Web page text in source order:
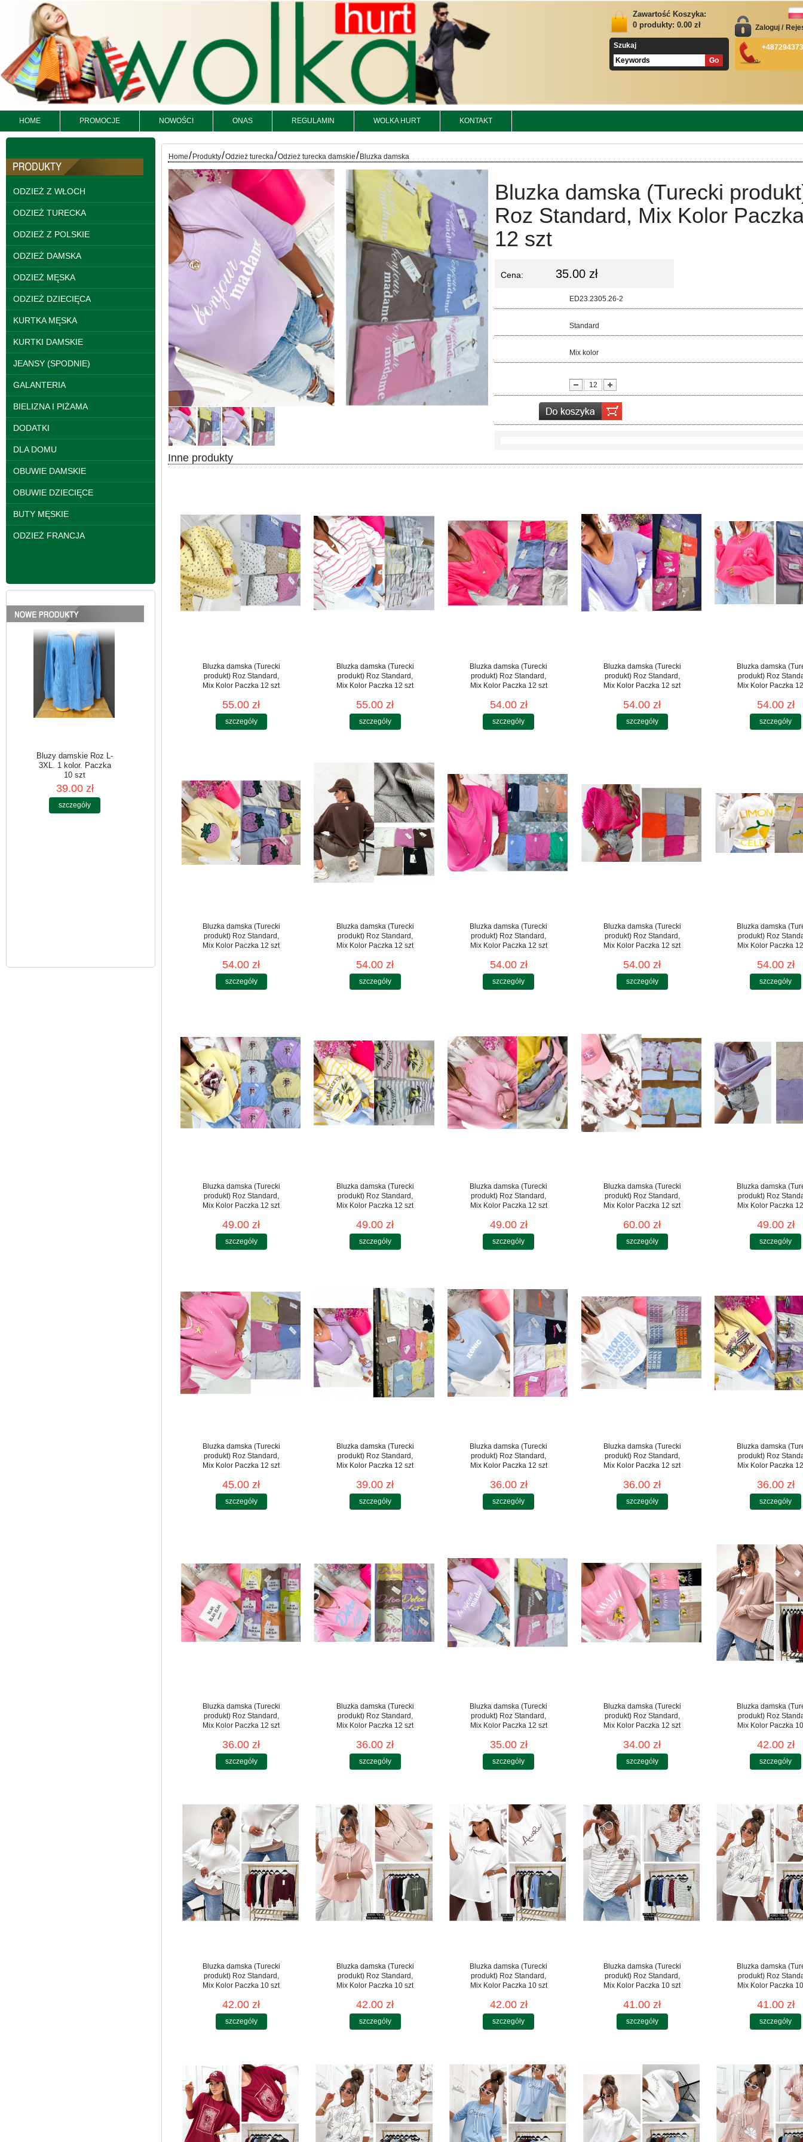
Zawartość Koszyka:
0 produkty: 0.00 zł
Szukaj
Zaloguj /
HOME PROMOCJE NOWOŚCI ONAS REGULAMIN WOLKA HURT KONTAKT
ODZIEŻ Z WŁOCH
ODZIEŻ TURECKA
ODZIEŻ Z POLSKIE
ODZIEŻ DAMSKA
ODZIEŻ MĘSKA
ODZIEŻ DZIECIĘCA
KURTKA MĘSKA
KURTKI DAMSKIE
JEANSY (SPODNIE)
GALANTERIA
BIELIZNA I PIŻAMA
DODATKI
DLA DOMU
OBUWIE DAMSKIE
OBUWIE DZIECIĘCE
BUTY MĘSKIE
ODZIEŻ FRANCJA
Bluzy damskie Roz L-
3XL. 1 kolor. Paczka
10 szt
54.00 zł
szczegóły
Bluzy damskie Roz L-
3XL. 1 kolor. Paczka
10 szt
39.00 zł
szczegóły
39.00 zł
Bluzy damskie Roz L-
3XL. 1 kolor. Paczka
10 szt
Home/ Produkty/Odzież turecka/Odzież turecka damskie/ Bluzka damska
Bluzka damska (Turecki
Roz Standard, Mix Kolor
12 szt
Cena: 35.00 zł
ED23.2305.26-2
Standard
Mix kolor
Inne produkty
Bluzka damska (Turecki
produkt) Roz Standard,
Mix Kolor Paczka 12 szt
55.00 zł
szczegóły
Bluzka damska (Turecki
produkt) Roz Standard,
Mix Kolor Paczka 12 szt
55.00 zł
szczegóły
Bluzka damska (Turecki
produkt) Roz Standard,
Mix Kolor Paczka 12 szt
54.00 zł
szczegóły
Bluzka damska (Turecki
produkt) Roz Standard,
Mix Kolor Paczka 12 szt
54.00 zł
szczegóły
Bluzka damska
produkt) Roz
Mix Kolor Paczka
54.00 zł
szczegóły
Bluzka damska (Turecki
produkt) Roz Standard,
Mix Kolor Paczka 12 szt
54.00 zł
szczegóły
Bluzka damska (Turecki
produkt) Roz Standard,
Mix Kolor Paczka 12 szt
54.00 zł
szczegóły
Bluzka damska (Turecki
produkt) Roz Standard,
Mix Kolor Paczka 12 szt
54.00 zł
szczegóły
Bluzka damska (Turecki
produkt) Roz Standard,
Mix Kolor Paczka 12 szt
54.00 zł
szczegóły
Bluzka damska
produkt) Roz
Mix Kolor Paczka
54.00 zł
szczegóły
Bluzka damska (Turecki
produkt) Roz Standard,
Mix Kolor Paczka 12 szt
49.00 zł
szczegóły
Bluzka damska (Turecki
produkt) Roz Standard,
Mix Kolor Paczka 12 szt
49.00 zł
szczegóły
Bluzka damska (Turecki
produkt) Roz Standard,
Mix Kolor Paczka 12 szt
49.00 zł
szczegóły
Bluzka damska (Turecki
produkt) Roz Standard,
Mix Kolor Paczka 12 szt
60.00 zł
szczegóły
Bluzka damska
produkt) Roz
Mix Kolor Paczka
49.00 zł
szczegóły
Bluzka damska (Turecki
produkt) Roz Standard,
Mix Kolor Paczka 12 szt
45.00 zł
szczegóły
Bluzka damska (Turecki
produkt) Roz Standard,
Mix Kolor Paczka 12 szt
39.00 zł
szczegóły
Bluzka damska (Turecki
produkt) Roz Standard,
Mix Kolor Paczka 12 szt
36.00 zł
szczegóły
Bluzka damska (Turecki
produkt) Roz Standard,
Mix Kolor Paczka 12 szt
36.00 zł
szczegóły
Bluzka damska
produkt) Roz
Mix Kolor Paczka
36.00 zł
szczegóły
Bluzka damska (Turecki
produkt) Roz Standard,
Mix Kolor Paczka 12 szt
36.00 zł
szczegóły
Bluzka damska (Turecki
produkt) Roz Standard,
Mix Kolor Paczka 12 szt
36.00 zł
szczegóły
Bluzka damska (Turecki
produkt) Roz Standard,
Mix Kolor Paczka 12 szt
35.00 zł
szczegóły
Bluzka damska (Turecki
produkt) Roz Standard,
Mix Kolor Paczka 12 szt
34.00 zł
szczegóły
Bluzka damska
produkt) Roz
Mix Kolor Paczka
42.00 zł
szczegóły
Bluzka damska (Turecki
produkt) Roz Standard,
Mix Kolor Paczka 10 szt
42.00 zł
szczegóły
Bluzka damska (Turecki
produkt) Roz Standard,
Mix Kolor Paczka 10 szt
42.00 zł
szczegóły
Bluzka damska (Turecki
produkt) Roz Standard,
Mix Kolor Paczka 10 szt
42.00 zł
szczegóły
Bluzka damska (Turecki
produkt) Roz Standard,
Mix Kolor Paczka 10 szt
41.00 zł
szczegóły
Bluzka damska
produkt) Roz
Mix Kolor Paczka
41.00 zł
szczegóły